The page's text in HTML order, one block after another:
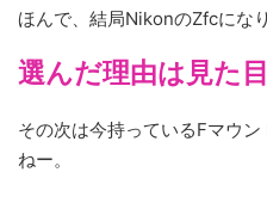
ほんで、結局NikonのZfcにな
選んだ理由は見た目
その次は今持っているFマウ
ねー。